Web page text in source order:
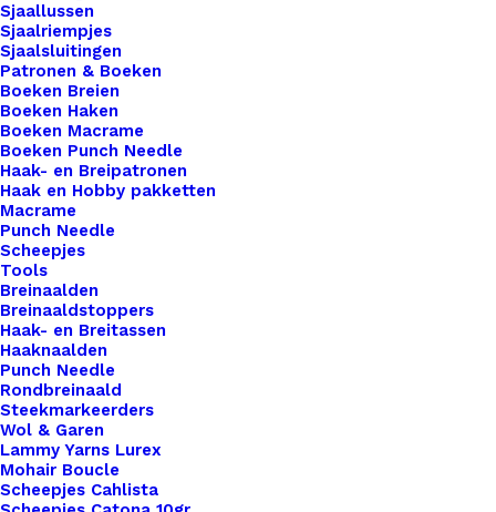
Sjaallussen
Sjaalriempjes
Sjaalsluitingen
Patronen & Boeken
Boeken Breien
Boeken Haken
Boeken Macrame
Boeken Punch Needle
Haak- en Breipatronen
Haak en Hobby pakketten
Macrame
Punch Needle
Scheepjes
Tools
Breinaalden
Breinaaldstoppers
Haak- en Breitassen
Haaknaalden
Punch Needle
Rondbreinaald
Steekmarkeerders
Wol & Garen
Lammy Yarns Lurex
Mohair Boucle
Scheepjes Cahlista
zijn perfect om je haak- en breiwerk te markeren
en een statement te maken met je creaties. Of je
nu een deken, trui, tas of ander handgemaakt item
maakt, onze Little labels zullen gegarandeerd de
aandacht trekken. Bij De Haakfabriek Webshop
bieden we een verscheidenheid aan
bevestigingsopties voor onze leren Little Labels,
waaronder drukknopen, schroefsluitingen,
aannaaien en leren vetersluitingen. Of je nu de
voorkeur geeft aan een snelle en eenvoudige
bevestiging met drukknopen, een veilige
bevestiging met schroeven, of een meer
traditionele look met aannaaien of vetersluiting,
wij hebben de perfecte optie voor jou. Onze leren
Little labels zijn gemaakt van hoogwaardig leer,
wat zorgt voor duurzaamheid en een luxe
uitstraling. Bovendien bieden we een breed scala